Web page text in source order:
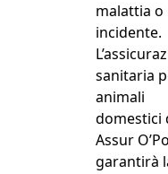
malattia o
incidente.
sanitaria
animali
domestici
Assur
garantirà